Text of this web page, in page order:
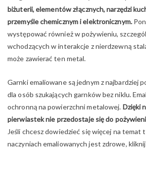
biżuterii, elementów złącznych, narzędzi
przemyśle chemicznym i elektronicznym.
występować również w pożywieniu,
wchodzących w interakcje z nierdzewną
może zawierać ten metal.
Garnki emaliowane są jednym z najbardziej
dla osób szukających garnków bez niklu.
ochronną na powierzchni metalowej. Dzięki
pierwiastek nie przedostaje się do
Jeśli chcesz dowiedzieć się więcej na temat
naczyniach emaliowanych jest zdrowe, kliknij